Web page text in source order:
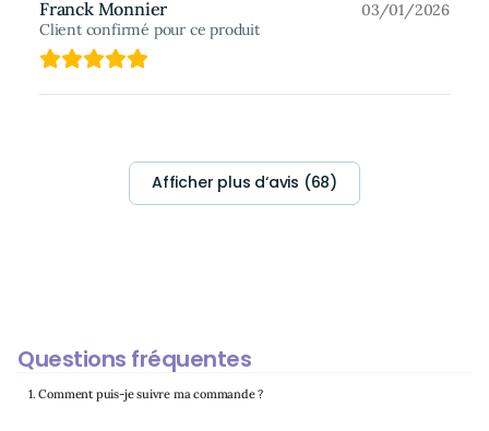
Franck Monnier
Client confirmé pour ce produit
03/01/2026
Afficher plus d‘avis (68)
Questions fréquentes
1. Comment puis-je suivre ma commande ?